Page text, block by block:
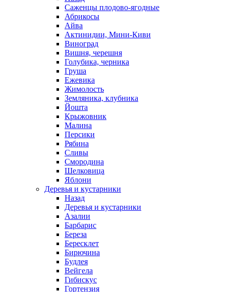
Саженцы плодово-ягодные
Абрикосы
Айва
Актинидии, Мини-Киви
Виноград
Вишня, черешня
Голубика, черника
Груша
Ежевика
Жимолость
Земляника, клубника
Йошта
Крыжовник
Малина
Персики
Рябина
Сливы
Смородина
Шелковица
Яблони
Деревья и кустарники
Назад
Деревья и кустарники
Азалии
Барбарис
Береза
Бересклет
Бирючина
Будлея
Вейгела
Гибискус
Гортензия